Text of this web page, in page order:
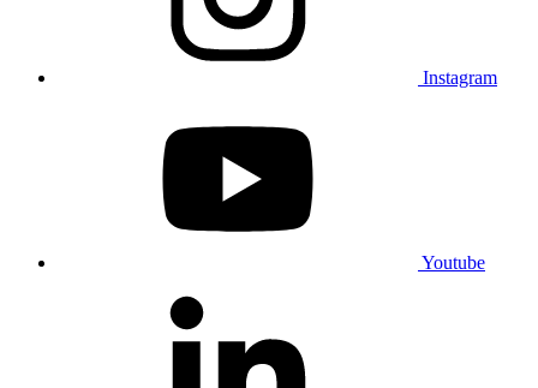
Instagram
Youtube